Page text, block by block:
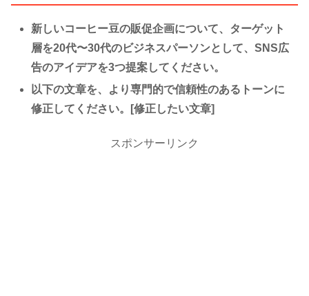
新しいコーヒー豆の販促企画について、ターゲット
層を20代〜30代のビジネスパーソンとして、SNS広
告のアイデアを3つ提案してください。
以下の文章を、より専門的で信頼性のあるトーンに
修正してください。[修正したい文章]
スポンサーリンク